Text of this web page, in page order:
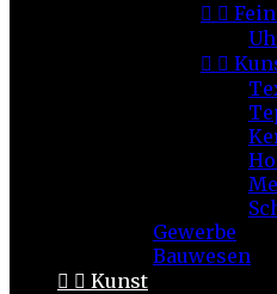
 
 
Gewerbe
Bauwesen
  Kunst